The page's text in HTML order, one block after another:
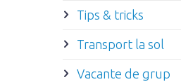
Tips & tricks
Transport la sol
Vacante de grup